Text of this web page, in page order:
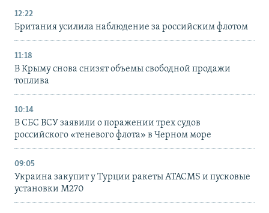
12:22
Британия усилила наблюдение за российским флотом
11:18
В Крыму снова снизят объемы свободной продажи
топлива
10:14
В СБС ВСУ заявили о поражении трех судов
российского «теневого флота» в Черном море
09:05
Украина закупит у Турции ракеты ATACMS и пусковые
установки M270